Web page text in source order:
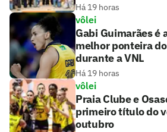
Há 19 horas
vôlei
Gabi Guimarães é
melhor ponteira
durante a VNL
Há 19 horas
vôlei
Praia Clube e
primeiro título do
outubro